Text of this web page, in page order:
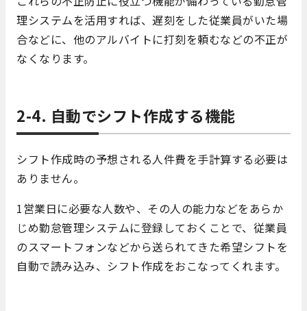
理システムを活用すれば、遅刻をした従業員がいた場
合などに、他のアルバイトに打刻を頼むなどの不正が
なくなります。
2-4. 自動でシフト作成する機能
シフト作成時の予想される人件費を手計算する必要は
ありません。
1営業日に必要な人数や、その人の能力などをあらか
じめ勤怠管理システムに登録しておくことで、従業員
のスマートフォンなどから送られてきた希望シフトを
自動で読み込み、シフト作成をおこなってくれます。